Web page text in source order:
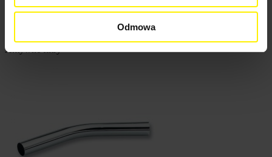
Odmowa
Reference, Z to A
Aktywne filtry